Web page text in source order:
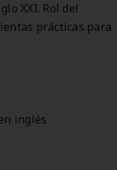
XXI. Rol del
prácticas para
inglés